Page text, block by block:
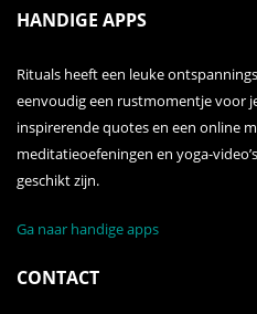
HANDIGE APPS
Rituals heeft een leuke
eenvoudig een rustmomentje voor
inspirerende quotes en een online
meditatieoefeningen en yoga-
geschikt zijn.
Ga naar handige apps
CONTACT